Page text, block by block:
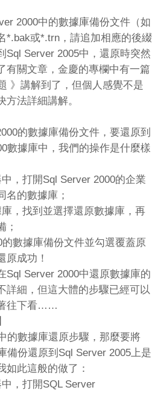
2000中的數據庫備份文件（如
*.bak或*.trn，請追加相應的後綴
Sql Server 2005中，還原時突然
有關文章，金慶的專欄中有一篇
》講解到了，但個人感覺不是
法詳細講解。
的數據庫備份文件，要還原到
數據庫中，我們的操作是什麼樣
，打開Sql Server 2000的企業
名的數據庫；
，找到並選擇還原數據庫，再
；
數據庫備份文件並勾選覆蓋原
原成功！
Sql Server 2000中還原數據庫的
詳細，但這大體的步驟已經可以
往下看……
的數據庫還原步驟，那麼要將
備份還原到Sql Server 2005上是
如此這般的做了：
，打開SQL Server